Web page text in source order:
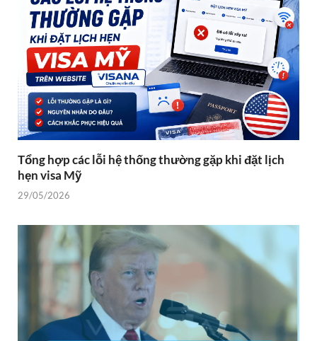
Tổng hợp các lỗi hệ thống thường gặp khi đặt lịch
hẹn visa Mỹ
29/05/2026